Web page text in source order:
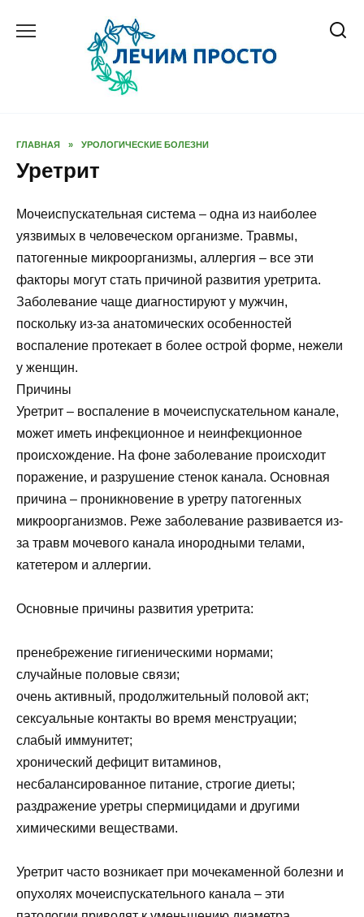
ГЛАВНАЯ » УРОЛОГИЧЕСКИЕ БОЛЕЗНИ
Уретрит
Мочеиспускательная система – одна из наиболее
уязвимых в человеческом организме. Травмы,
патогенные микроорганизмы, аллергия – все эти
факторы могут стать причиной развития уретрита.
Заболевание чаще диагностируют у мужчин,
поскольку из-за анатомических особенностей
воспаление протекает в более острой форме, нежели
у женщин.
Причины
Уретрит – воспаление в мочеиспускательном канале,
может иметь инфекционное и неинфекционное
происхождение. На фоне заболевание происходит
поражение, и разрушение стенок канала. Основная
причина – проникновение в уретру патогенных
микроорганизмов. Реже заболевание развивается из-
за травм мочевого канала инородными телами,
катетером и аллергии.
Основные причины развития уретрита:
пренебрежение гигиеническими нормами;
случайные половые связи;
очень активный, продолжительный половой акт;
сексуальные контакты во время менструации;
слабый иммунитет;
хронический дефицит витаминов,
несбалансированное питание, строгие диеты;
раздражение уретры спермицидами и другими
химическими веществами.
Уретрит часто возникает при мочекаменной болезни и
опухолях мочеиспускательного канала – эти